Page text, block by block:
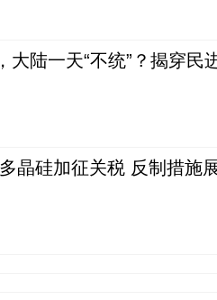
大陆一天“不统”？揭穿民
晶硅加征关税 反制措施